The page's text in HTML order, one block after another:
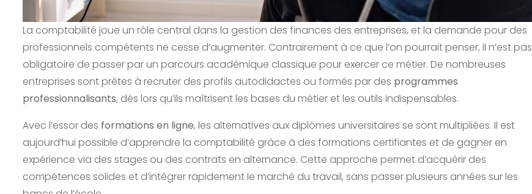
La comptabilité joue un rôle central dans la gestion des finances des entreprises, et la demande pour des
professionnels compétents ne cesse d’augmenter. Contrairement à ce que l’on pourrait penser, il n’est pas
obligatoire de passer par un parcours académique classique pour exercer ce métier. De nombreuses
entreprises sont prêtes à recruter des profils autodidactes ou formés par des programmes
professionnalisants, dès lors qu’ils maîtrisent les bases du métier et les outils indispensables.
Avec l’essor des formations en ligne, les alternatives aux diplômes universitaires se sont multipliées. Il est
aujourd’hui possible d’apprendre la comptabilité grâce à des formations certifiantes et de gagner en
expérience via des stages ou des contrats en alternance. Cette approche permet d’acquérir des
compétences solides et d’intégrer rapidement le marché du travail, sans passer plusieurs années sur les